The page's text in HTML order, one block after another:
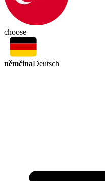
choose
němčinaDeutsch